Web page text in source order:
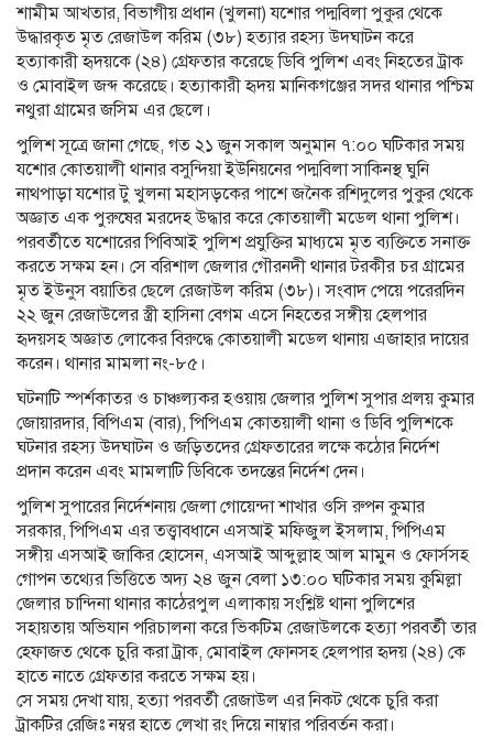
শামীম আখতার, বিভাগীয় প্রধান (খুলনা) যশোর পদ্মবিলা পুকুর থেকে
উদ্ধারকৃত মৃত রেজাউল করিম (৩৮) হত্যার রহস্য উদঘাটন করে
হত্যাকারী হৃদয়কে (২৪) গ্রেফতার করেছে ডিবি পুলিশ এবং নিহতের ট্রাক
ও মোবাইল জব্দ করেছে। হত্যাকারী হৃদয় মানিকগঞ্জের সদর থানার পশ্চিম
নথুরা গ্রামের জসিম এর ছেলে।
পুলিশ সূত্রে জানা গেছে, গত ২১ জুন সকাল অনুমান ৭:০০ ঘটিকার সময়
যশোর কোতয়ালী থানার বসুন্দিয়া ইউনিয়নের পদ্মবিলা সাকিনস্থ ঘুনি
নাথপাড়া যশোর টু খুলনা মহাসড়কের পাশে জনৈক রশিদুলের পুকুর থেকে
অজ্ঞাত এক পুরুষের মরদেহ উদ্ধার করে কোতয়ালী মডেল থানা পুলিশ।
পরবর্তীতে যশোরের পিবিআই পুলিশ প্রযুক্তির মাধ্যমে মৃত ব্যক্তিতে সনাক্ত
করতে সক্ষম হন। সে বরিশাল জেলার গৌরনদী থানার টরকীর চর গ্রামের
মৃত ইউনুস বয়াতির ছেলে রেজাউল করিম (৩৮)। সংবাদ পেয়ে পরেরদিন
২২ জুন রেজাউলের স্ত্রী হাসিনা বেগম এসে নিহতের সঙ্গীয় হেলপার
হৃদয়সহ অজ্ঞাত লোকের বিরুদ্ধে কোতয়ালী মডেল থানায় এজাহার দায়ের
করেন। থানার মামলা নং-৮৫।
ঘটনাটি স্পর্শকাতর ও চাঞ্চল্যকর হওয়ায় জেলার পুলিশ সুপার প্রলয় কুমার
জোয়ারদার, বিপিএম (বার), পিপিএম কোতয়ালী থানা ও ডিবি পুলিশকে
ঘটনার রহস্য উদঘাটন ও জড়িতদের গ্রেফতারের লক্ষে কঠোর নির্দেশ
প্রদান করেন এবং মামলাটি ডিবিকে তদন্তের নির্দেশ দেন।
পুলিশ সুপারের নির্দেশনায় জেলা গোয়েন্দা শাখার ওসি রুপন কুমার
সরকার, পিপিএম এর তত্ত্বাবধানে এসআই মফিজুল ইসলাম, পিপিএম
সঙ্গীয় এসআই জাকির হোসেন, এসআই আব্দুল্লাহ আল মামুন ও ফোর্সসহ
গোপন তথ্যের ভিত্তিতে অদ্য ২৪ জুন বেলা ১৩:০০ ঘটিকার সময় কুমিল্লা
জেলার চান্দিনা থানার কাঠেরপুল এলাকায় সংশ্লিষ্ট থানা পুলিশের
সহায়তায় অভিযান পরিচালনা করে ভিকটিম রেজাউলকে হত্যা পরবর্তী তার
হেফাজত থেকে চুরি করা ট্রাক, মোবাইল ফোনসহ হেলপার হৃদয় (২৪) কে
হাতে নাতে গ্রেফতার করতে সক্ষম হয়।
সে সময় দেখা যায়, হত্যা পরবর্তী রেজাউল এর নিকট থেকে চুরি করা
ট্রাকটির রেজিঃ নম্বর হাতে লেখা রং দিয়ে নাম্বার পরিবর্তন করা।